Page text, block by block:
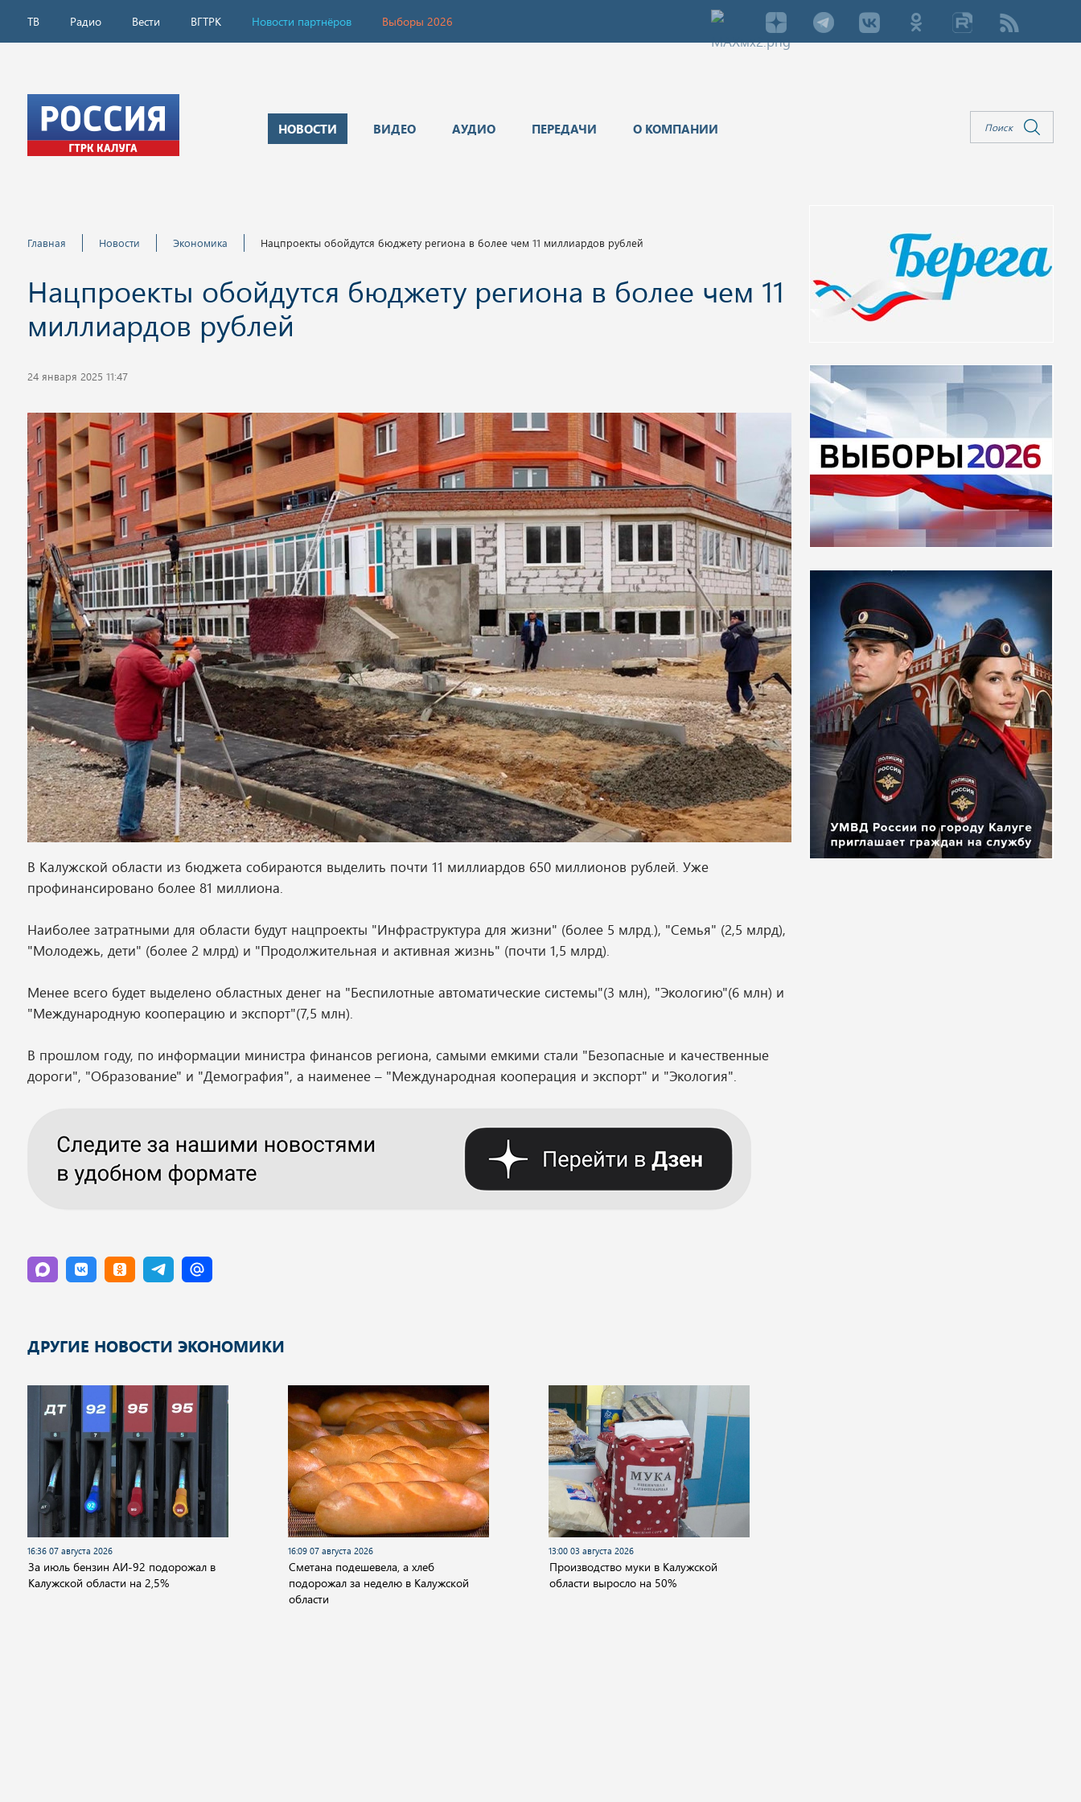
ТВ Радио Вести ВГТРК Новости партнёров Выборы 2026
НОВОСТИ ВИДЕО АУДИО ПЕРЕДАЧИ О КОМПАНИИ
Главная Новости Экономика Нацпроекты обойдутся бюджету региона в более чем 11 миллиардов рублей
Нацпроекты обойдутся бюджету региона в более чем 11
миллиардов рублей
24 января 2025 11:47
В Калужской области из бюджета собираются выделить почти 11 миллиардов 650 миллионов рублей. Уже
профинансировано более 81 миллиона.
Наиболее затратными для области будут нацпроекты "Инфраструктура для жизни" (более 5 млрд.), "Семья" (2,5 млрд),
"Молодежь, дети" (более 2 млрд) и "Продолжительная и активная жизнь" (почти 1,5 млрд).
Менее всего будет выделено областных денег на "Беспилотные автоматические системы"(3 млн), "Экологию"(6 млн) и
"Международную кооперацию и экспорт"(7,5 млн).
В прошлом году, по информации министра финансов региона, самыми емкими стали "Безопасные и качественные
дороги", "Образование" и "Демография", а наименее – "Международная кооперация и экспорт" и "Экология".
ДРУГИЕ НОВОСТИ ЭКОНОМИКИ
16:36 07 августа 2026
За июль бензин АИ-92 подорожал в
Калужской области на 2,5%
16:09 07 августа 2026
Сметана подешевела, а хлеб
подорожал за неделю в Калужской
области
13:00 03 августа 2026
Производство муки в Калужской
области выросло на 50%